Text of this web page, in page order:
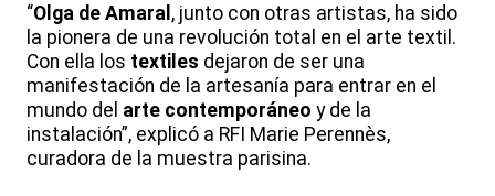
“Olga de Amaral , junto con otras artistas, ha sido
la pionera de una revolución total en el arte textil.
Con ella los textiles dejaron de ser una
manifestación de la artesanía para entrar en el
mundo del arte contemporáneo y de la
instalación”, explicó a RFI Marie Perennès,
curadora de la muestra parisina.